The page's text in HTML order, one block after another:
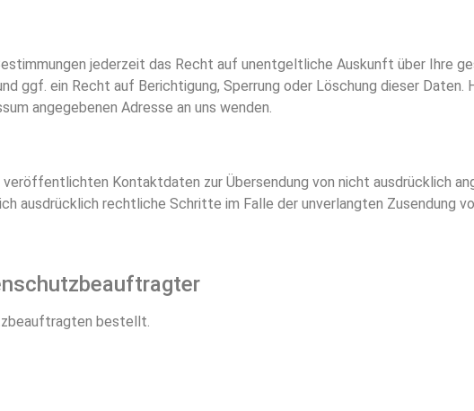
jederzeit das Recht auf unentgeltliche Auskunft über Ihre
ggf. ein Recht auf Berichtigung, Sperrung oder Löschung dieser
angegebenen Adresse an uns wenden.
Kontaktdaten zur Übersendung von nicht ausdrücklich
ausdrücklich rechtliche Schritte im Falle der unverlangten Zusendung
bestellt.